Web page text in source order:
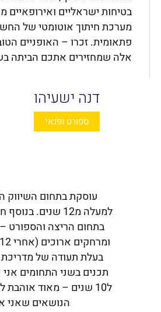
בטיחות ישראליים ואירופאיים
מערכת חיתוך אוטומטי של
פתאומית. זכרו – האופניים
אלה שמחזירים אתכם הביתה
דנה ישעיהו
ספורט ופנאי
עוסקת בתחום השיווק
למעלה מ12 שנים.
בתחום הריצה והספורט
בעלת תעודה של
תכנים בשני התחומים
ל10 שנים – מאוד
הנושאים שאני